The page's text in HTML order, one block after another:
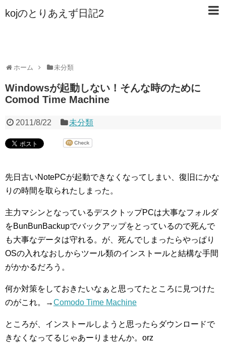
kojのとりあえず日記2
ホーム 未分類
Windowsが起動しない！そんな時のために
Comod Time Machine
2011/8/22 未分類
先日古いNotePCが起動できなくなってしまい、復旧にかな
りの時間を取られたしまった。
主力マシンとなっているデスクトップPCは大事なフォルダ
をBunBunBackupでバックアップをとっているので死んで
も大事なデータは守れる。が、死んでしまったらやっぱり
OSの入れなおしからツール類のインストールと結構な手間
がかかるだろう。
何か対策をしておきたいなぁと思ってたところに見つけた
のがこれ。→Comodo Time Machine
ところが、インストールしようと思ったらダウンロードで
きなくなってるじゃあーりませんか。orz